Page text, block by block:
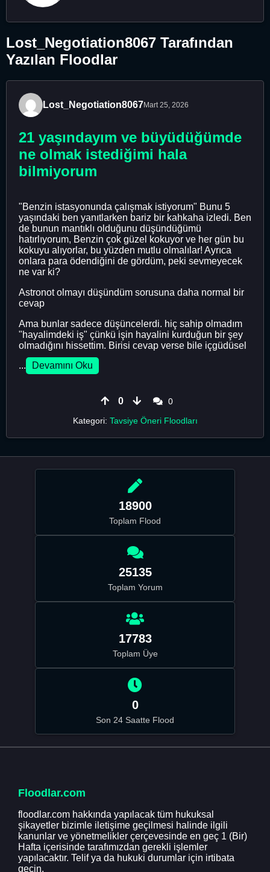
Lost_Negotiation8067 Tarafından
Yazılan Floodlar
Lost_Negotiation8067Mart 25, 2026
21 yaşındayım ve büyüdüğümde
ne olmak istediğimi hala
bilmiyorum
"Benzin istasyonunda çalışmak istiyorum" Bunu 5
yaşındaki ben yanıtlarken bariz bir kahkaha izledi. Ben
de bunun mantıklı olduğunu düşündüğümü
hatırlıyorum, Benzin çok güzel kokuyor ve her gün bu
kokuyu alıyorlar, bu yüzden mutlu olmalılar! Ayrıca
onlara para ödendiğini de gördüm, peki sevmeyecek
ne var ki?
Astronot olmayı düşündüm sorusuna daha normal bir
cevap
Ama bunlar sadece düşüncelerdi. hiç sahip olmadım
"hayalimdeki iş" çünkü işin hayalini kurduğun bir şey
olmadığını hissettim. Birisi cevap verse bile içgüdüsel
...
Devamını Oku
0
0
Kategori: Tavsiye Öneri Floodları
18900
Toplam Flood
25135
Toplam Yorum
17783
Toplam Üye
0
Son 24 Saatte Flood
Floodlar.com
floodlar.com hakkında yapılacak tüm hukuksal
şikayetler bizimle iletişime geçilmesi halinde ilgili
kanunlar ve yönetmelikler çerçevesinde en geç 1 (Bir)
Hafta içerisinde tarafımızdan gerekli işlemler
yapılacaktır. Telif ya da hukuki durumlar için irtibata
geçin.